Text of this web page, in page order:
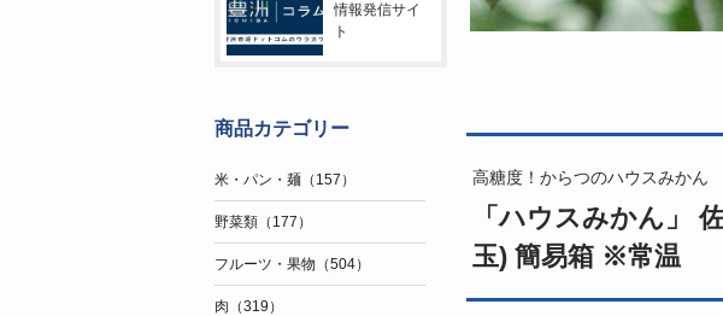
高糖度！からつのハウスみかん
「ハウスみかん」
玉) 簡易箱 ※常温
情報発信サイ
ト
商品カテゴリー
米・パン・麺（157）
野菜類（177）
フルーツ・果物（504）
肉（319）